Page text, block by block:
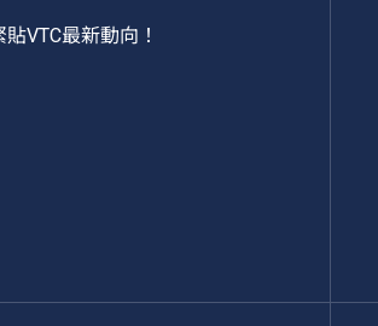
VTC最新動向！